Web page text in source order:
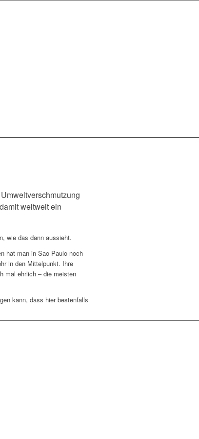
weltweit ein
wie das dann aussieht.
hat man in Sao Paulo noch
in den Mittelpunkt. Ihre
mal ehrlich – die meisten
kann, dass hier bestenfalls